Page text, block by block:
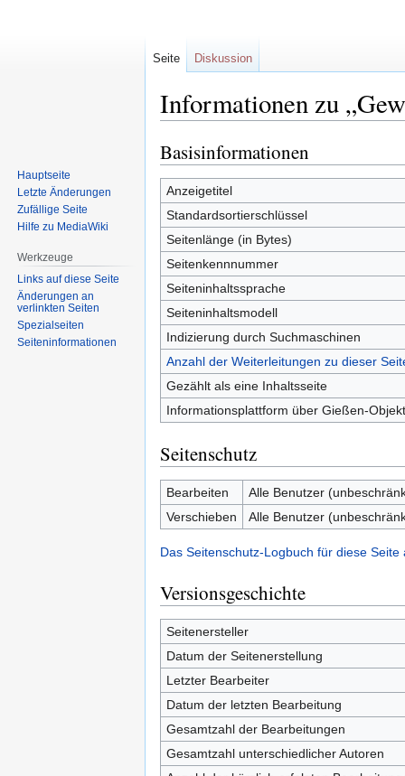
Informationen zu
Zur
Navigation
springen
Zur
Suche
springen
Basisinformationen
Anzeigetitel
Standardsortierschlüssel
Seitenlänge (in Bytes)
Seitenkennnummer
Seiteninhaltssprache
Seiteninhaltsmodell
Indizierung durch Suchmaschinen
Anzahl der Weiterleitungen zu dieser
Gezählt als eine Inhaltsseite
Informationsplattform über Gießen-
Seitenschutz
Bearbeiten
Alle Benutzer
Verschieben
Alle Benutzer
Das Seitenschutz-Logbuch für diese Seite
Versionsgeschichte
Seitenersteller
Datum der Seitenerstellung
Letzter Bearbeiter
Datum der letzten Bearbeitung
Gesamtzahl der Bearbeitungen
Gesamtzahl unterschiedlicher Autoren
Seite Diskussion
Hauptseite
Letzte Änderungen
Zufällige Seite
Hilfe zu MediaWiki
Werkzeuge
Links auf diese Seite
Änderungen an
verlinkten Seiten
Spezialseiten
Seiten­informationen